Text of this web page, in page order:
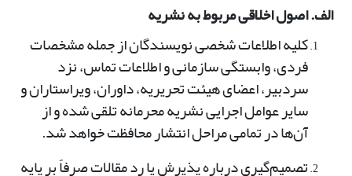
الف. اصول اخلاقی مربوط به نشریه
کلیه اطلاعات شخصی نویسندگان از جمله مشخصات
فردی، وابستگی سازمانی و اطلاعات تماس، نزد
سردبیر، اعضای هیئت تحریریه، داوران، ویراستاران و
سایر عوامل اجرایی نشریه محرمانه تلقی شده و از
آن‌ها در تمامی مراحل انتشار محافظت خواهد شد.
تصمیم‌گیری درباره پذیرش یا رد مقالات صرفاً بر پایه